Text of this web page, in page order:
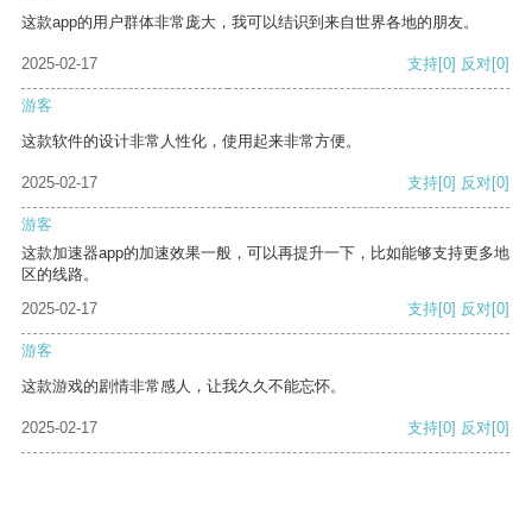
这款app的用户群体非常庞大，我可以结识到来自世界各地的朋友。
2025-02-17 支持[0] 反对[0]
游客
这款软件的设计非常人性化，使用起来非常方便。
2025-02-17 支持[0] 反对[0]
游客
这款加速器app的加速效果一般，可以再提升一下，比如能够支持更多地
区的线路。
2025-02-17
支持[0] 反对[0]
游客
这款游戏的剧情非常感人，让我久久不能忘怀。
2025-02-17 支持[0] 反对[0]